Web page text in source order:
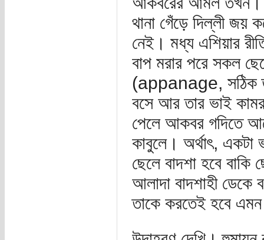
থানা গেঁড়ে দিল্লী জয়
নেই। মধ্য এশিয়ার
বাপ মরার পরে সকল
(appanage, সঠিক
বসে আর তার ভাই
পেলে আকবর গদিতে
কাবুলে। অর্থাৎ, একটা
ছেলে বাদশা হবে বাকি
আলাদা বাদশাহী ডেকে
তাকে করতেই হবে